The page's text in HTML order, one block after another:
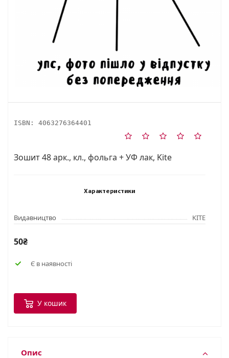
ISBN: 4063276364401
Зошит 48 арк., кл., фольга + УФ лак, Kite
Характеристики
Видавництво KITE
50₴
Є в наявності
У кошик
Опис